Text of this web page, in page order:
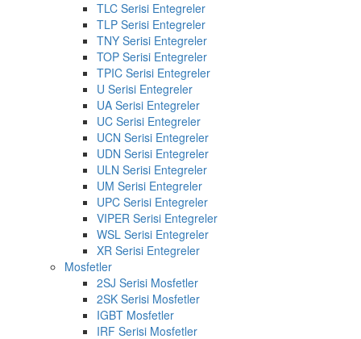
TLC Serisi Entegreler
TLP Serisi Entegreler
TNY Serisi Entegreler
TOP Serisi Entegreler
TPIC Serisi Entegreler
U Serisi Entegreler
UA Serisi Entegreler
UC Serisi Entegreler
UCN Serisi Entegreler
UDN Serisi Entegreler
ULN Serisi Entegreler
UM Serisi Entegreler
UPC Serisi Entegreler
VIPER Serisi Entegreler
WSL Serisi Entegreler
XR Serisi Entegreler
Mosfetler
2SJ Serisi Mosfetler
2SK Serisi Mosfetler
IGBT Mosfetler
IRF Serisi Mosfetler